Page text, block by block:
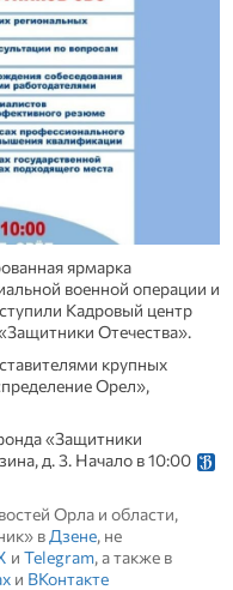
ярмарка
военной операции и
Кадровый центр
Отечества».
крупных
Орел»,
«Защитники
д. 3. Начало в 10:00
Орла и области,
в Дзене, не
и Telegram, а также в
и ВКонтакте